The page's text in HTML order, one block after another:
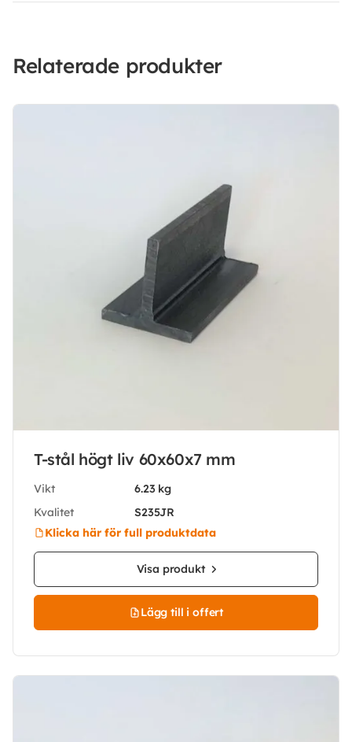
Relaterade produkter
T-stål högt liv 60x60x7 mm
Vikt
6.23 kg
Kvalitet
S235JR
Klicka här för full produktdata
Visa produkt
Lägg till i offert